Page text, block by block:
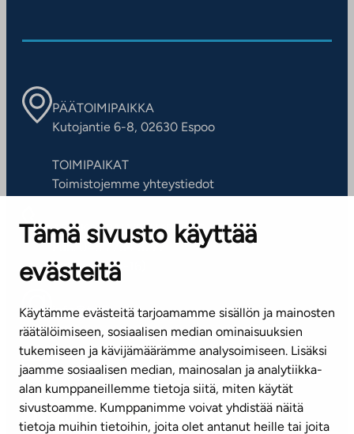
Tämä sivusto käyttää
evästeitä
Käytämme evästeitä tarjoamamme sisällön ja mainosten
räätälöimiseen, sosiaalisen median ominaisuuksien
tukemiseen ja kävijämäärämme analysoimiseen. Lisäksi
jaamme sosiaalisen median, mainosalan ja analytiikka-
alan kumppaneillemme tietoja siitä, miten käytät
sivustoamme. Kumppanimme voivat yhdistää näitä
tietoja muihin tietoihin, joita olet antanut heille tai joita
PÄÄTOIMIPAIKKA
Kutojantie 6-8, 02630 Espoo
TOIMIPAIKAT
Toimistojemme yhteystiedot
ASIAKASPALVELUKESKUS
Puh. 045 7734 3777
(arkisin klo 8-16)
info@ta.fi
Tilaa uutiskirje
Mediapankki